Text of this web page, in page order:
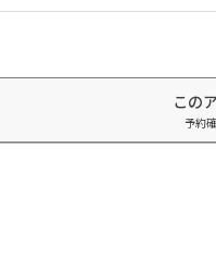
この
予約